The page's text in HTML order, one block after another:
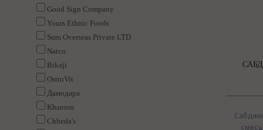
Good Sign Company
Yours Ethnic Foods
Sum Overseas Private LTD
Natco
Bikaji
OstroVit
Дамодара
Khanum
Chheda's
Сабджи